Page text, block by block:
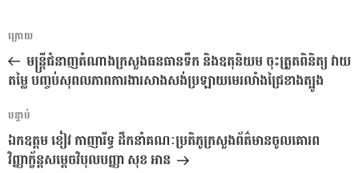
ការ​
នាំទិស​
ប្រកាស
អត្ថបទ
មុន
ក្រោយ
មន្ត្រីជំនាញតំណាងក្រសួងធនធានទឹក និងឧតុនិយម ចុះត្រួតពិនិត្យ វាយ
តម្លៃ បញ្ចប់សុពលភាពការងារសាងសង់ប្រឡាយមេរលាំងជ្រៃខាងត្បូង
អត្ថបទ
បន្ទាប់
បន្ទាប់
ឯកឧត្តម ខៀវ កាញារីទ្ធ ដឹកនាំគណៈប្រតិភូក្រសួងព័ត៌មានចូលគោរព
វិញ្ញាក្ខ័ន្តសម្តេចវិបុលបញ្ញា សុខ អាន